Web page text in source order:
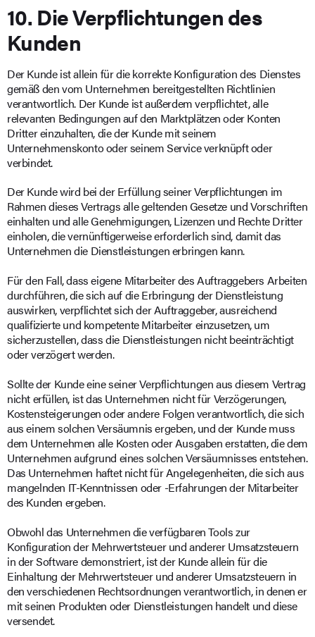
10. Die Verpflichtungen des
Kunden
Der Kunde ist allein für die korrekte Konfiguration des Dienstes
gemäß den vom Unternehmen bereitgestellten Richtlinien
verantwortlich. Der Kunde ist außerdem verpflichtet, alle
relevanten Bedingungen auf den Marktplätzen oder Konten
Dritter einzuhalten, die der Kunde mit seinem
Unternehmenskonto oder seinem Service verknüpft oder
verbindet.
Der Kunde wird bei der Erfüllung seiner Verpflichtungen im
Rahmen dieses Vertrags alle geltenden Gesetze und Vorschriften
einhalten und alle Genehmigungen, Lizenzen und Rechte Dritter
einholen, die vernünftigerweise erforderlich sind, damit das
Unternehmen die Dienstleistungen erbringen kann.
Für den Fall, dass eigene Mitarbeiter des Auftraggebers Arbeiten
durchführen, die sich auf die Erbringung der Dienstleistung
auswirken, verpflichtet sich der Auftraggeber, ausreichend
qualifizierte und kompetente Mitarbeiter einzusetzen, um
sicherzustellen, dass die Dienstleistungen nicht beeinträchtigt
oder verzögert werden.
Sollte der Kunde eine seiner Verpflichtungen aus diesem Vertrag
nicht erfüllen, ist das Unternehmen nicht für Verzögerungen,
Kostensteigerungen oder andere Folgen verantwortlich, die sich
aus einem solchen Versäumnis ergeben, und der Kunde muss
dem Unternehmen alle Kosten oder Ausgaben erstatten, die dem
Unternehmen aufgrund eines solchen Versäumnisses entstehen.
Das Unternehmen haftet nicht für Angelegenheiten, die sich aus
mangelnden IT-Kenntnissen oder -Erfahrungen der Mitarbeiter
des Kunden ergeben.
Obwohl das Unternehmen die verfügbaren Tools zur
Konfiguration der Mehrwertsteuer und anderer Umsatzsteuern
in der Software demonstriert, ist der Kunde allein für die
Einhaltung der Mehrwertsteuer und anderer Umsatzsteuern in
den verschiedenen Rechtsordnungen verantwortlich, in denen er
mit seinen Produkten oder Dienstleistungen handelt und diese
versendet.